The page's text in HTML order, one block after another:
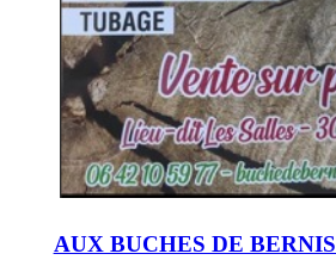
AUX BUCHES DE BERNIS